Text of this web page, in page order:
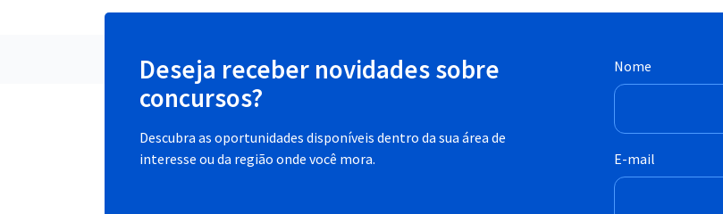
Deseja receber novidades sobre
concursos?
Descubra as oportunidades disponíveis dentro da sua área de
interesse ou da região onde você mora.
Nome
E-mail